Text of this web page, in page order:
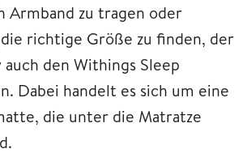
Armband zu tragen oder
richtige Größe zu finden, der
den Withings Sleep
Dabei handelt es sich um eine
die unter die Matratze